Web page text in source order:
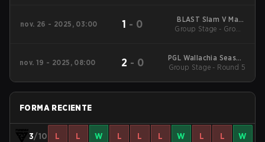
nov. 26 - 2025, 03:00 1 - 0
BLAST Slam V Main
Event
Group Stage - Group
nov. 19 - 2025, 08:00 2 - 0
PGL Wallachia Season
6 Main Tournament
Group Stage - Round 5
FORMA RECIENTE
3/10 L L W L L L W L L W